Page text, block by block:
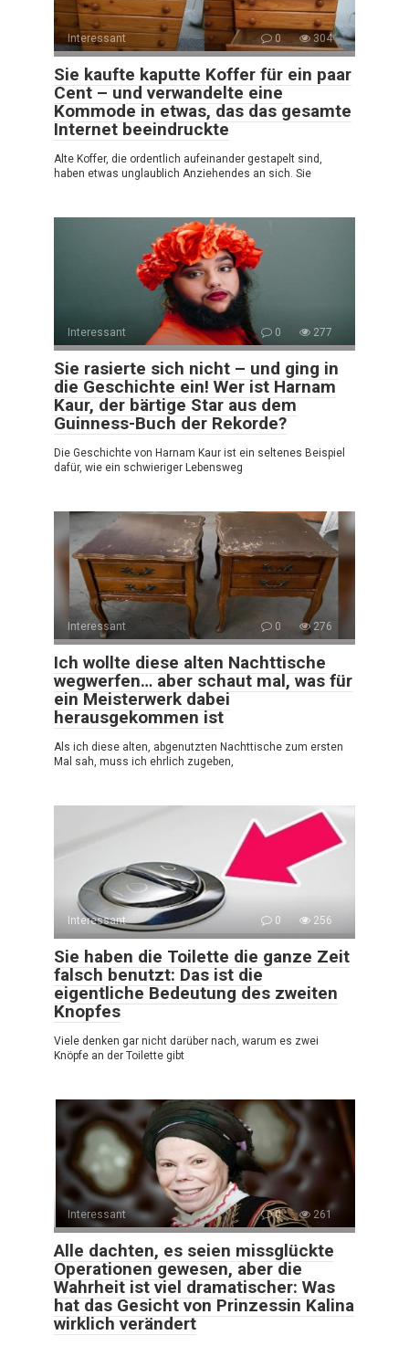
Interessant 0 304
Sie kaufte kaputte Koffer für ein paar
Cent – und verwandelte eine
Kommode in etwas, das das gesamte
Internet beeindruckte
Alte Koffer, die ordentlich aufeinander gestapelt sind,
haben etwas unglaublich Anziehendes an sich. Sie
Interessant 0 277
Sie rasierte sich nicht – und ging in
die Geschichte ein! Wer ist Harnam
Kaur, der bärtige Star aus dem
Guinness-Buch der Rekorde?
Die Geschichte von Harnam Kaur ist ein seltenes Beispiel
dafür, wie ein schwieriger Lebensweg
Interessant 0 276
Ich wollte diese alten Nachttische
wegwerfen… aber schaut mal, was für
ein Meisterwerk dabei
herausgekommen ist
Als ich diese alten, abgenutzten Nachttische zum ersten
Mal sah, muss ich ehrlich zugeben,
Interessant 0 256
Sie haben die Toilette die ganze Zeit
falsch benutzt: Das ist die
eigentliche Bedeutung des zweiten
Knopfes
Viele denken gar nicht darüber nach, warum es zwei
Knöpfe an der Toilette gibt
Interessant 0 261
Alle dachten, es seien missglückte
Operationen gewesen, aber die
Wahrheit ist viel dramatischer: Was
hat das Gesicht von Prinzessin Kalina
wirklich verändert